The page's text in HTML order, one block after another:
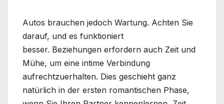
Autos brauchen jedoch Wartung. Achten Sie
darauf, und es funktioniert
besser. Beziehungen erfordern auch Zeit und
Mühe, um eine intime Verbindung
aufrechtzuerhalten. Dies geschieht ganz
natürlich in der ersten romantischen Phase,